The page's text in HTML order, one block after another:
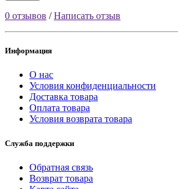
0 отзывов /Написать отзыв
Информация
О нас
Условия конфиденциальности
Доставка товара
Оплата товара
Условия возврата товара
Служба поддержки
Обратная связь
Возврат товара